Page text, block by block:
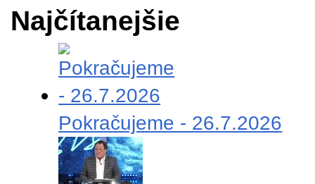
Najčítanejšie
Pokračujeme - 26.7.2026